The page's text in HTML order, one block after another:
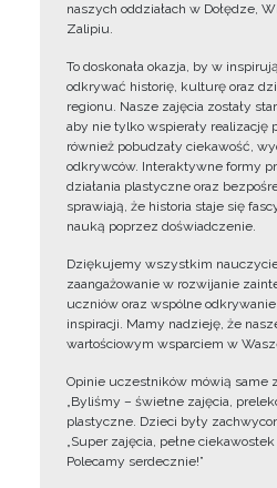
naszych oddziałach w Dołędze,
Zalipiu.
To doskonała okazja, by w
odkrywać historię, kulturę oraz
regionu. Nasze zajęcia zostały
aby nie tylko wspierały realizację
również pobudzały ciekawość,
odkrywców. Interaktywne formy
działania plastyczne oraz
sprawiają, że historia staje się
nauką poprzez doświadczenie.
Dziękujemy wszystkim
zaangażowanie w rozwijanie
uczniów oraz wspólne
inspiracji. Mamy nadzieję, że
wartościowym wsparciem w
Opinie uczestników mówią same
„Byliśmy – świetne zajęcia,
plastyczne. Dzieci były
„Super zajęcia, pełne
Polecamy serdecznie!”